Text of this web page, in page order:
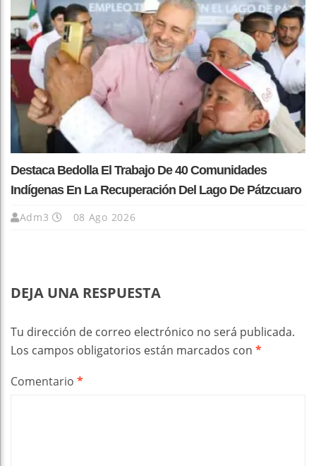
Destaca Bedolla El Trabajo De 40 Comunidades
Indígenas En La Recuperación Del Lago De Pátzcuaro
Adm3 08 Ago 2026
DEJA UNA RESPUESTA
Tu dirección de correo electrónico no será publicada.
Los campos obligatorios están marcados con *
Comentario *